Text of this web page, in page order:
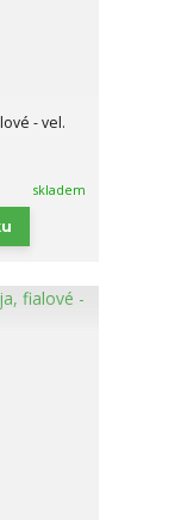
- vel.
skladem